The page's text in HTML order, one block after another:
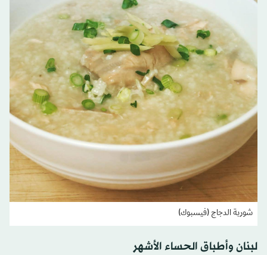
شوربة الدجاج (فيسبوك)
لبنان وأطباق الحساء الأشهر